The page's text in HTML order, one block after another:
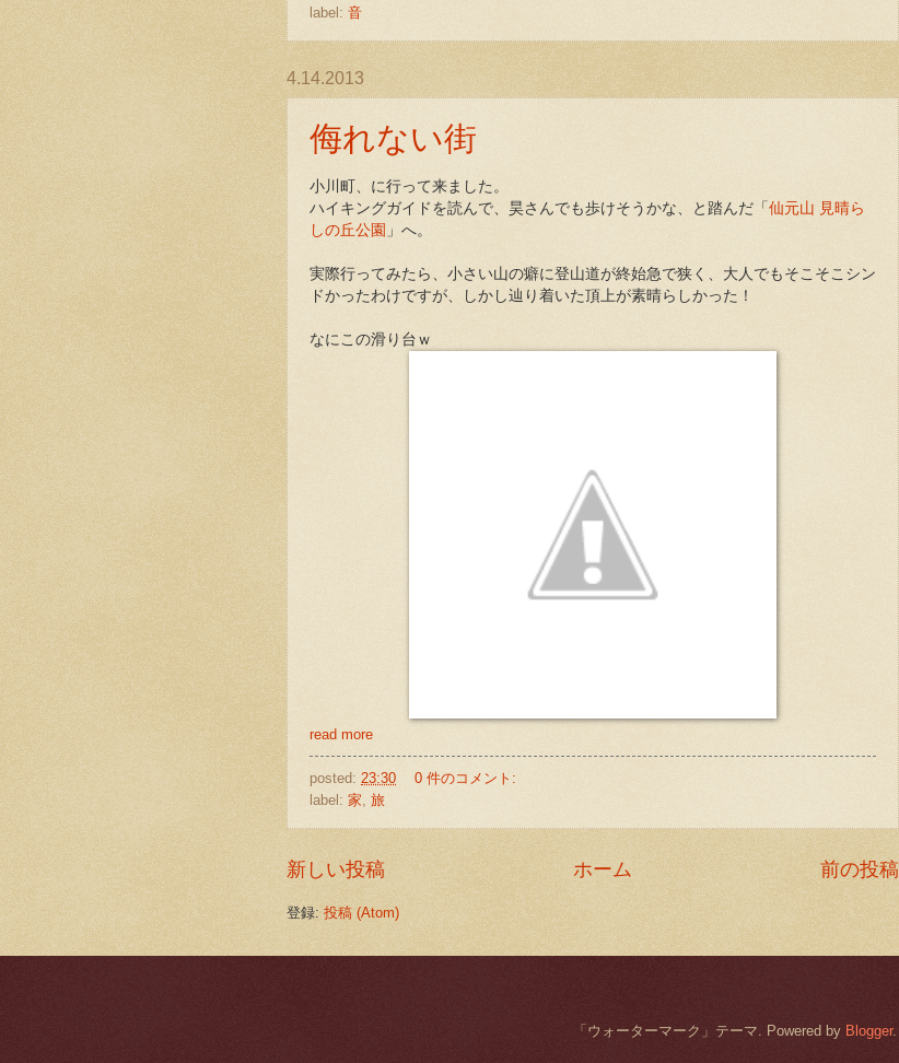
label: 音
4.14.2013
侮れない街
小川町、に行って来ました。
ハイキングガイドを読んで、昊さんでも歩けそうかな、と踏んだ「仙元山 見晴ら
しの丘公園 」へ。
実際行ってみたら、小さい山の癖に登山道が終始急で狭く、大人でもそこそこシン
ドかったわけですが、しかし辿り着いた頂上が素晴らしかった！
なにこの滑り台ｗ
read more
posted: 23:30
0 件のコメント:
label: 家 旅
新しい投稿 前の投稿
ホーム
登録: 投稿 (Atom)
「ウォーターマーク」テーマ. Powered by Blogger.